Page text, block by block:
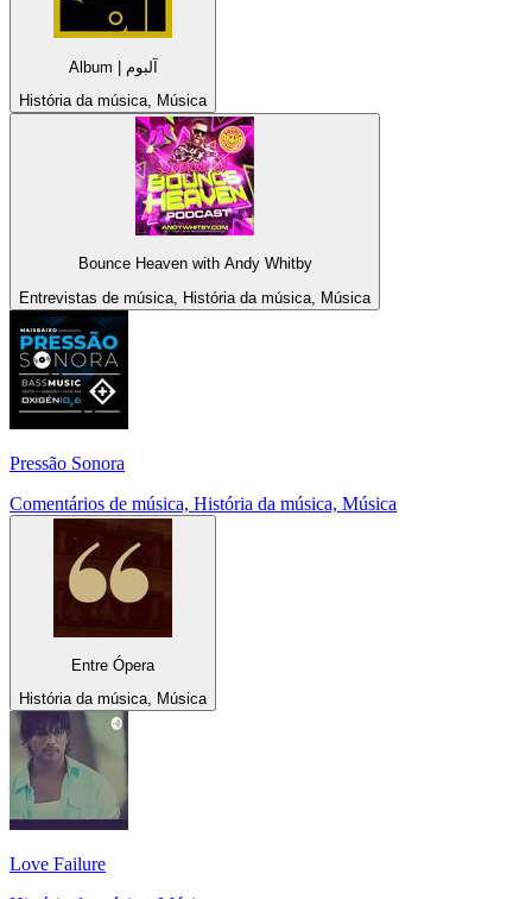
Album | آلبوم
História da música, Música
Bounce Heaven with Andy Whitby
Entrevistas de música, História da música, Música
Pressão Sonora
Comentários de música, História da música, Música
Entre Ópera
História da música, Música
Love Failure